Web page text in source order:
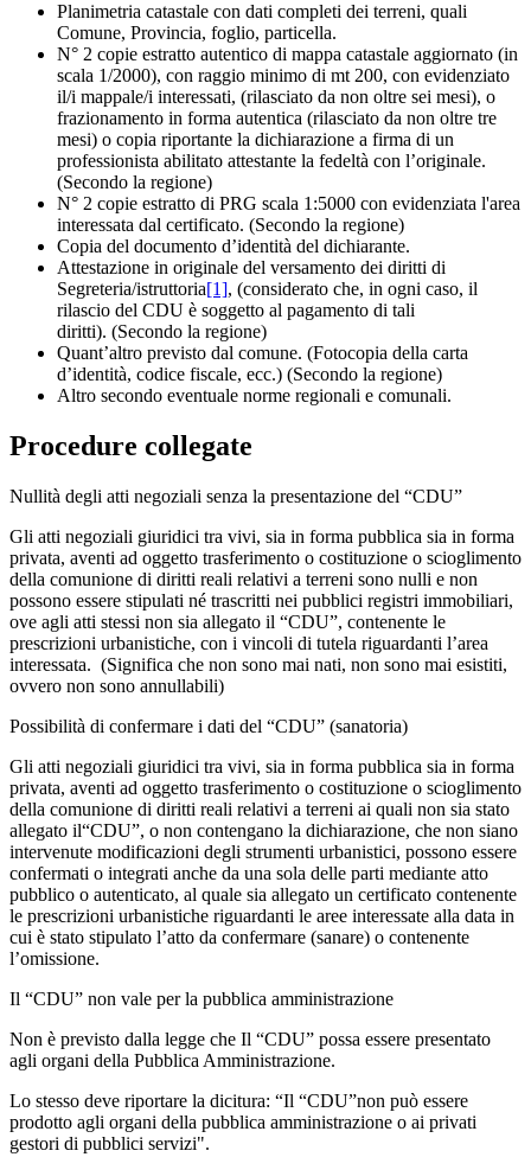
Planimetria catastale con dati completi dei terreni, quali
Comune, Provincia, foglio, particella.
N° 2 copie estratto autentico di mappa catastale aggiornato (in
scala 1/2000), con raggio minimo di mt 200, con evidenziato
il/i mappale/i interessati, (rilasciato da non oltre sei mesi), o
frazionamento in forma autentica (rilasciato da non oltre tre
mesi) o copia riportante la dichiarazione a firma di un
professionista abilitato attestante la fedeltà con l’originale.
(Secondo la regione)
N° 2 copie estratto di PRG scala 1:5000 con evidenziata l'area
interessata dal certificato. (Secondo la regione)
Copia del documento d’identità del dichiarante.
Attestazione in originale del versamento dei diritti di
Segreteria/istruttoria[1], (considerato che, in ogni caso, il
rilascio del CDU è soggetto al pagamento di tali
diritti). (Secondo la regione)
Quant’altro previsto dal comune. (Fotocopia della carta
d’identità, codice fiscale, ecc.) (Secondo la regione)
Altro secondo eventuale norme regionali e comunali.
Procedure collegate
Nullità degli atti negoziali senza la presentazione del “CDU”
Gli atti negoziali giuridici tra vivi, sia in forma pubblica sia in forma
privata, aventi ad oggetto trasferimento o costituzione o scioglimento
della comunione di diritti reali relativi a terreni sono nulli e non
possono essere stipulati né trascritti nei pubblici registri immobiliari,
ove agli atti stessi non sia allegato il “CDU”, contenente le
prescrizioni urbanistiche, con i vincoli di tutela riguardanti l’area
interessata. (Significa che non sono mai nati, non sono mai esistiti,
ovvero non sono annullabili)
Possibilità di confermare i dati del “CDU” (sanatoria)
Gli atti negoziali giuridici tra vivi, sia in forma pubblica sia in forma
privata, aventi ad oggetto trasferimento o costituzione o scioglimento
della comunione di diritti reali relativi a terreni ai quali non sia stato
allegato il“CDU”, o non contengano la dichiarazione, che non siano
intervenute modificazioni degli strumenti urbanistici, possono essere
confermati o integrati anche da una sola delle parti mediante atto
pubblico o autenticato, al quale sia allegato un certificato contenente
le prescrizioni urbanistiche riguardanti le aree interessate alla data in
cui è stato stipulato l’atto da confermare (sanare) o contenente
l’omissione.
Il “CDU” non vale per la pubblica amministrazione
Non è previsto dalla legge che Il “CDU” possa essere presentato
agli organi della Pubblica Amministrazione.
Lo stesso deve riportare la dicitura: “Il “CDU”non può essere
prodotto agli organi della pubblica amministrazione o ai privati
gestori di pubblici servizi".